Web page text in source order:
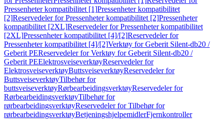
Pressenheter kompatibilitet [1]Pressenheter kompatibilitet
[2]Reservedeler for Pressenheter kompatibilitet [2]Pressenheter
kompatibilitet [2XL]Reservedeler for Pressenheter kompatibilitet
[2XL]Pressenheter kompatibilitet [4]/[2]Reservedeler for
Pressenheter kompatibilitet [4]/[2]Verktøy for Geberit Silent-db20 /
Geberit PEReservedeler for Verktøy for Geberit Silent-db20 /
Geberit PEElektrosveiseverktøyReservedeler for
ElektrosveiseverktøyButtsveiseverktøyReservedeler for
ButtsveiseverktøyTilbehør for
buttsveiseverktøyRørbearbeidingsverktøyReservedeler for
RørbearbeidingsverktøyTilbehør for
rørbearbeidingsverktøyReservedeler for Tilbehør for
rørbearbeidingsverktøyBetjeningshjelpemidlerFjernkontroller